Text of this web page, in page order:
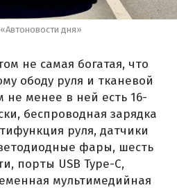
дня»
не самая богатая, что
ободу руля и тканевой
не менее в ней есть 16-
беспроводная зарядка
руля, датчики
фары, шесть
порты USB Type-C,
мультимедийная